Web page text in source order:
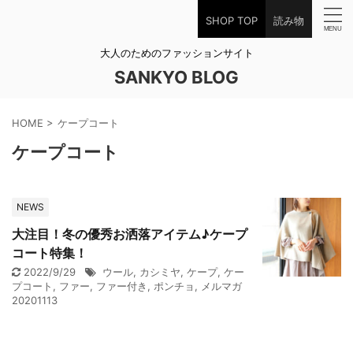
SHOP TOP 読み物
大人のためのファッションサイト
SANKYO BLOG
HOME > ケープコート
ケープコート
NEWS
大注目！冬の優秀お洒落アイテム♪ケープ
コート特集！
2022/9/29 ウール, カシミヤ, ケープ, ケー
プコート , ファー, ファー付き , ポンチョ , メルマガ
20201113